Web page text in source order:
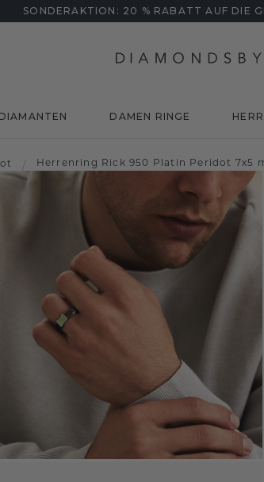
SONDERAKTION: 20 % RABATT AUF DIE
DIAMANTEN DAMEN RINGE
/ Herrenring Rick 950 Platin Peridot 7x5